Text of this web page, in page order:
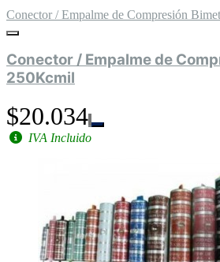
Conector / Empalme de Compresión
Conector / Empalme de
250Kcmil
$20.034
IVA Incluido